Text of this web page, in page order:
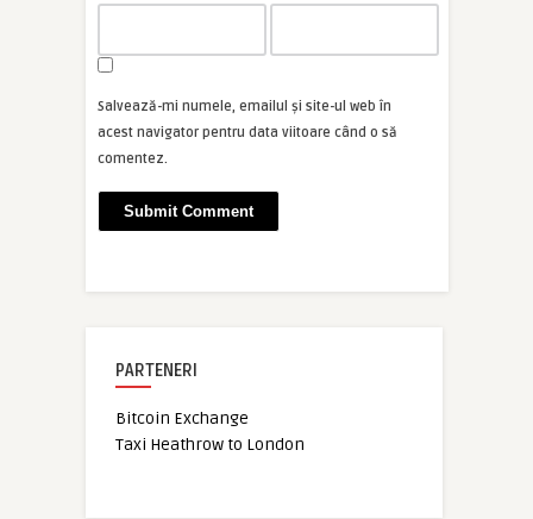
Salvează-mi numele, emailul și site-ul web în
acest navigator pentru data viitoare când o să
comentez.
PARTENERI
Bitcoin Exchange
Taxi Heathrow to London